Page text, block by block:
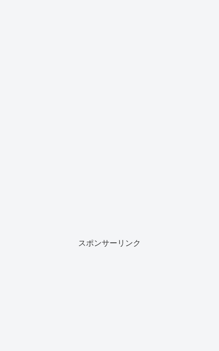
スポンサーリンク